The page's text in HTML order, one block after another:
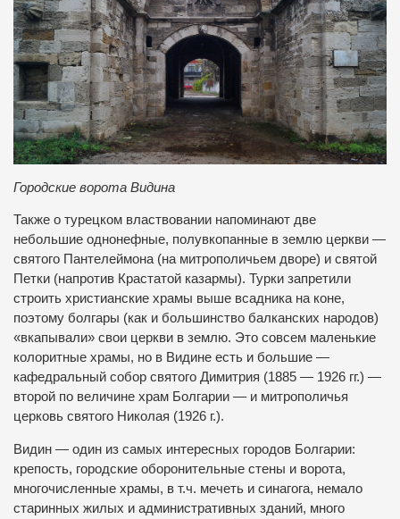
Городские ворота Видина
Также о турецком властвовании напоминают две
небольшие однонефные, полувкопанные в землю церкви —
святого Пантелеймона (на митрополичьем дворе) и святой
Петки (напротив Крастатой казармы). Турки запретили
строить христианские храмы выше всадника на коне,
поэтому болгары (как и большинство балканских народов)
«вкапывали» свои церкви в землю. Это совсем маленькие
колоритные храмы, но в Видине есть и большие —
кафедральный собор святого Димитрия (1885 — 1926 гг.) —
второй по величине храм Болгарии — и митрополичья
церковь святого Николая (1926 г.).
Видин — один из самых интересных городов Болгарии:
крепость, городские оборонительные стены и ворота,
многочисленные храмы, в т.ч. мечеть и синагога, немало
старинных жилых и административных зданий, много